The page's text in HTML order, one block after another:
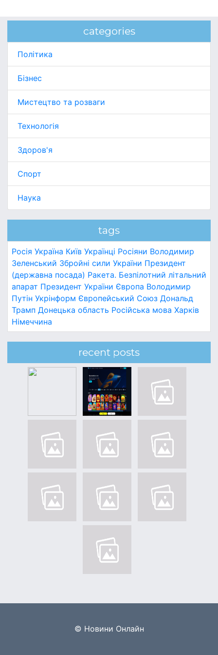
categories
Політика
Бізнес
Мистецтво та розваги
Технологія
Здоров'я
Спорт
Наука
tags
Росія Україна Київ Українці Росіяни Володимир
Зеленський Збройні сили України Президент
(державна посада) Ракета. Безпілотний літальний
апарат Президент України Європа Володимир
Путін Укрінформ Європейський Союз Дональд
Трамп Донецька область Російська мова Харків
Німеччина
recent posts
© Новини Онлайн